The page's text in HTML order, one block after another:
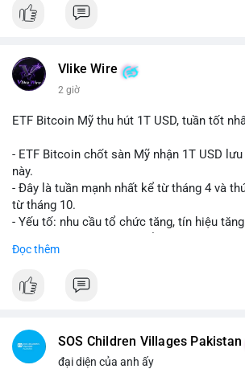
Vlike Wire
2 giờ
ETF Bitcoin Mỹ thu hút 1T USD, tuần tốt
- ETF Bitcoin chốt sàn Mỹ nhận 1T USD
này.
- Đây là tuần mạnh nhất kể từ tháng 4 và
từ tháng 10.
- Yếu tố: nhu cầu tổ chức tăng, tín hiệu
dẫn.
#binancesquare
#vlikevn #titanbot
Đọc thêm
SOS Children Villages Pakistan
đại diện của anh ấy